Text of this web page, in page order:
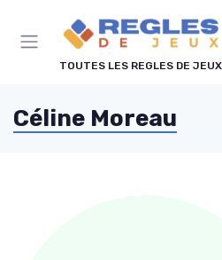
TOUTES LES REGLES DE JEUX
Céline Moreau